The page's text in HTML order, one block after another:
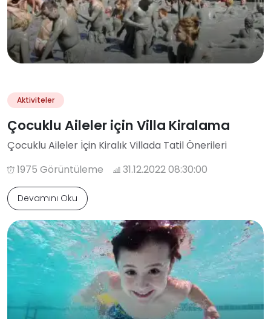
Aktiviteler
Çocuklu Aileler için Villa Kiralama
Çocuklu Aileler İçin Kiralık Villada Tatil Önerileri
1975 Görüntüleme
31.12.2022 08:30:00
Devamını Oku